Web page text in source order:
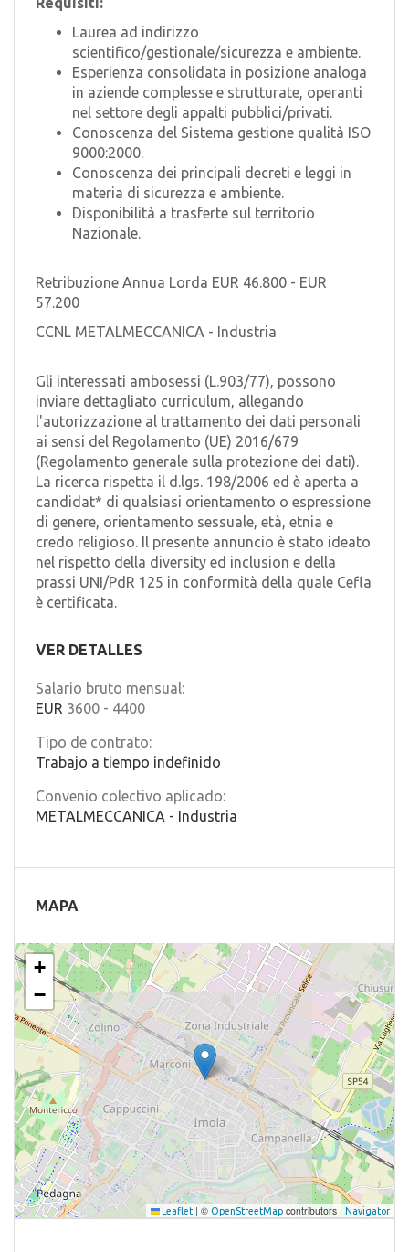
Laurea ad indirizzo
scientifico/gestionale/sicurezza e ambiente.
Esperienza consolidata in posizione analoga
in aziende complesse e strutturate, operanti
nel settore degli appalti pubblici/privati.
Conoscenza del Sistema gestione qualità ISO
9000:2000.
Conoscenza dei principali decreti e leggi in
materia di sicurezza e ambiente.
Disponibilità a trasferte sul territorio
Nazionale.
Retribuzione Annua Lorda EUR 46.800 - EUR
57.200
CCNL METALMECCANICA - Industria
Gli interessati ambosessi (L.903/77), possono
inviare dettagliato curriculum, allegando
l'autorizzazione al trattamento dei dati personali
ai sensi del Regolamento (UE) 2016/679
(Regolamento generale sulla protezione dei dati).
La ricerca rispetta il d.lgs. 198/2006 ed è aperta a
candidat* di qualsiasi orientamento o espressione
di genere, orientamento sessuale, età, etnia e
credo religioso. Il presente annuncio è stato ideato
nel rispetto della diversity ed inclusion e della
prassi UNI/PdR 125 in conformità della quale Cefla
è certificata.
VER DETALLES
Salario bruto mensual:
EUR 3600 - 4400
Tipo de contrato:
Trabajo a tiempo indefinido
Convenio colectivo aplicado:
METALMECCANICA - Industria
MAPA
+
−
Leaflet | © OpenStreetMap contributors | Navigator